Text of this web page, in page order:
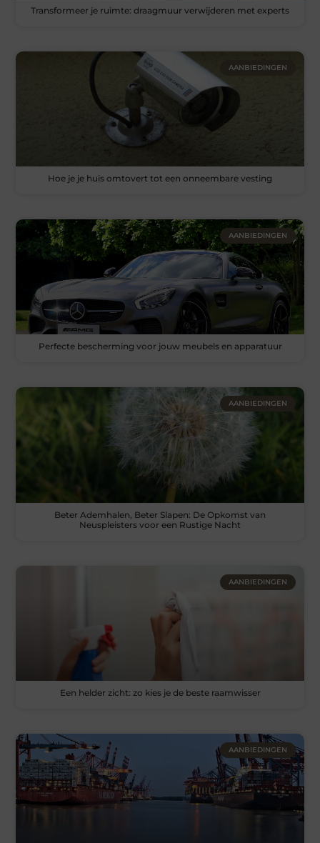
Transformeer je ruimte: draagmuur verwijderen met experts
AANBIEDINGEN
Hoe je je huis omtovert tot een onneembare vesting
AANBIEDINGEN
Perfecte bescherming voor jouw meubels en apparatuur
AANBIEDINGEN
Beter Ademhalen, Beter Slapen: De Opkomst van
Neuspleisters voor een Rustige Nacht
AANBIEDINGEN
Een helder zicht: zo kies je de beste raamwisser
AANBIEDINGEN